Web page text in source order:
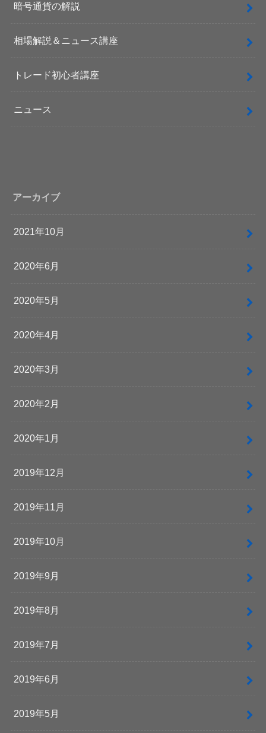
暗号通貨の解説
相場解説＆ニュース講座
トレード初心者講座
ニュース
アーカイブ
2021年10月
2020年6月
2020年5月
2020年4月
2020年3月
2020年2月
2020年1月
2019年12月
2019年11月
2019年10月
2019年9月
2019年8月
2019年7月
2019年6月
2019年5月